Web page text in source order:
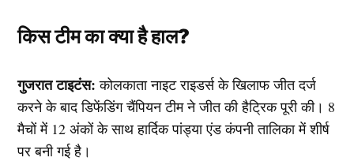
किस टीम का क्या है हाल?
गुजरात टाइटंस: कोलकाता नाइट राइडर्स के खिलाफ जीत दर्ज
करने के बाद डिफेंडिंग चैंपियन टीम ने जीत की हैट्रिक पूरी की। 8
मैचों में 12 अंकों के साथ हार्दिक पांड्या एंड कंपनी तालिका में शीर्ष
पर बनी गई है।